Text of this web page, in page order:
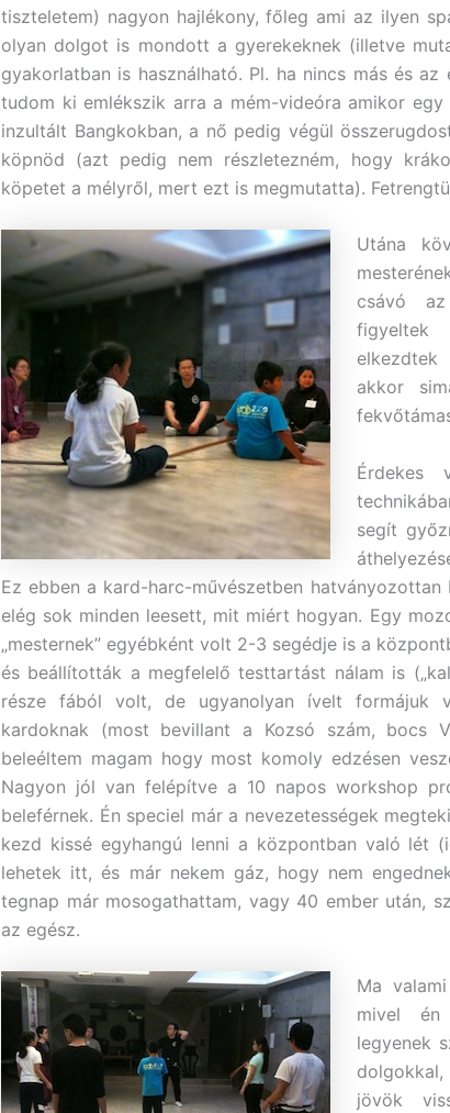
tiszteletem) nagyon hajlékony, főleg ami az ilyen
olyan dolgot is mondott a gyerekeknek (illetve
gyakorlatban is használható. Pl. ha nincs más és
tudom ki emlékszik arra a mém-videóra amikor
inzultált Bangkokban, a nő pedig végül
köpnöd (azt pedig nem részletezném, hogy
köpetet a mélyről, mert ezt is megmutatta).
Utána
csávó
akkor
segít
Ez ebben a kard-harc-művészetben
elég sok minden leesett, mit miért hogyan. Egy
„mesternek” egyébként volt 2-3 segédje is a
és beállították a megfelelő testtartást nálam is
része fából volt, de ugyanolyan ívelt formájuk
kardoknak (most bevillant a Kozsó szám, bocs
beleéltem magam hogy most komoly edzésen
Nagyon jól van felépítve a 10 napos workshop
beleférnek. Én speciel már a nevezetességek
kezd kissé egyhangú lenni a központban való lét
lehetek itt, és már nekem gáz, hogy nem
tegnap már mosogathattam, vagy 40 ember után,
az egész.
Ma
mivel én
legyenek
jövök